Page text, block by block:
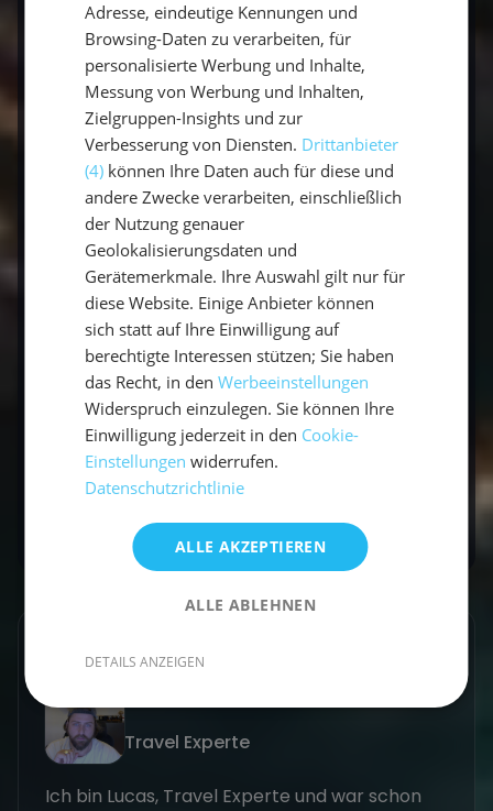
plane eine WocheSegeltörn auf den Balearen
Segeltörnsund Infos zumMitsegeln
du im Überblick.
Fazit: Segelurlaub auf den Pityusen
Ein Segelurlaub auf den Pityusen verbindet
atemberaubende Natur, kulturelle Highlights
und kulinarische Genüsse. Egal, ob du ein
erfahrener Segler oder Anfänger bist, die
Inseln bieten für jeden etwas. Lass dich von der
Schönheit der Pityusen verzaubern und erlebe
unvergessliche Momente auf dem Mittelmeer.
Plane jetzt deinen Segeltörn mit sailwithus
und entdecke die zauberhaften Pityusen!
Jetzt buchen
Lucas Schmitt
Travel Experte
Ich bin Lucas, Travel Experte und war schon
Adresse, eindeutige Kennungen und
Browsing-Daten zu verarbeiten, für
personalisierte Werbung und Inhalte,
Messung von Werbung und Inhalten,
Zielgruppen-Insights und zur
Verbesserung von Diensten. Drittanbieter
(4) können Ihre Daten auch für diese und
andere Zwecke verarbeiten, einschließlich
der Nutzung genauer
Geolokalisierungsdaten und
Gerätemerkmale. Ihre Auswahl gilt nur für
diese Website. Einige Anbieter können
sich statt auf Ihre Einwilligung auf
berechtigte Interessen stützen; Sie haben
das Recht, in denWerbeeinstellungen
Widerspruch einzulegen. Sie können Ihre
Einwilligung jederzeit in den Cookie-
Einstellungen widerrufen.
Datenschutzrichtlinie
ALLE AKZEPTIEREN
ALLE ABLEHNEN
DETAILS ANZEIGEN